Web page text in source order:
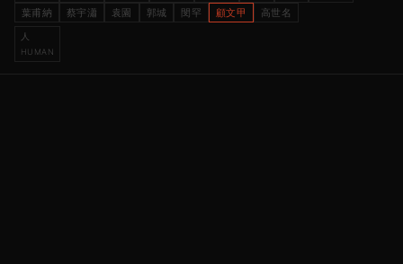
葉甫納
蔡宇瀟 袁園 郭城 閔罕 顧文甲 高世名
人
HUMAN